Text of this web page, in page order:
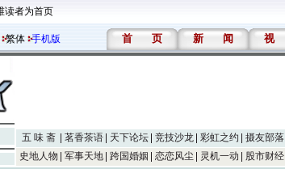
读者为首页
繁体 手机版 首 页 新 闻 视
五 味 斋 茗香茶语 天下论坛 竞技沙龙 彩虹之约 摄友部落
史地人物
军事天地 跨国婚姻 恋恋风尘 灵机一动 股市财经